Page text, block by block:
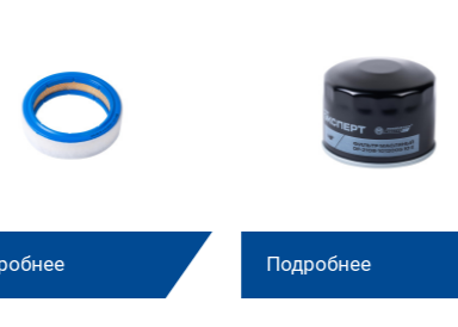
Подробнее